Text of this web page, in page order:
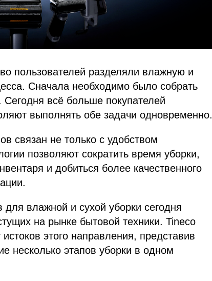
пользователей разделяли влажную и
Сначала необходимо было собрать
всё больше покупателей
выполнять обе задачи одновременно.
связан не только с удобством
позволяют сократить время уборки,
и добиться более качественного
для влажной и сухой уборки сегодня
на рынке бытовой техники. Tineco
этого направления, представив
несколько этапов уборки в одном